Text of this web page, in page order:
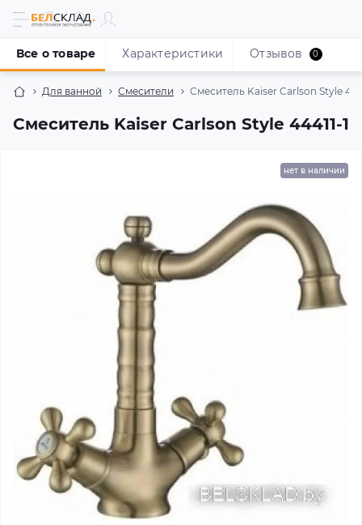
Для ванной Смесители Смеситель Kaiser Carlson Style
Смеситель Kaiser Carlson Style 44411-1
Все о товаре Характеристики Отзывов 0
нет в наличии